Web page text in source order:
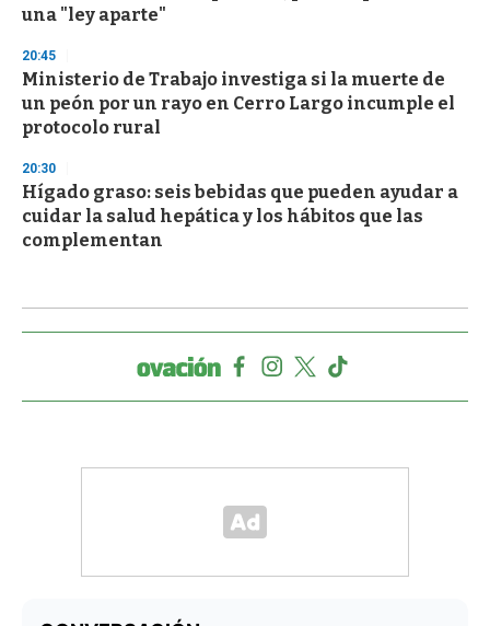
una "ley aparte"
20:45
Ministerio de Trabajo investiga si la muerte de
un peón por un rayo en Cerro Largo incumple el
protocolo rural
20:30
Hígado graso: seis bebidas que pueden ayudar a
cuidar la salud hepática y los hábitos que las
complementan